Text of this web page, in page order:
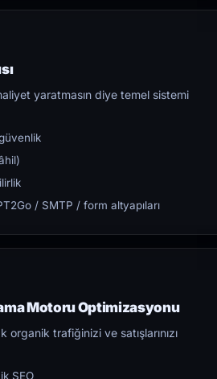
yaratmasın diye temel sistemi
/ SMTP / form altyapıları
Motoru Optimizasyonu
organik trafiğinizi ve satışlarınızı
SEO